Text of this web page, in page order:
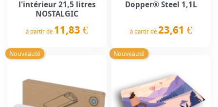
l'intérieur 21,5 litres
NOSTALGIC
à partir de 11,83 €
Dopper® Steel 1,1L
à partir de 23,61 €
Nouveauté Nouveauté